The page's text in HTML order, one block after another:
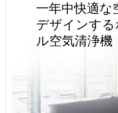
一年中快適な
デザインす
ル空気清浄機